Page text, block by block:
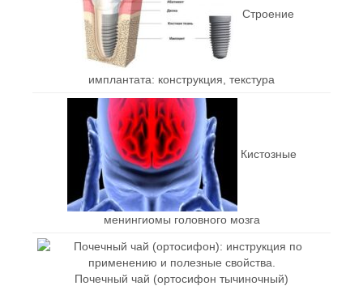
Строение
имплантата: конструкция, текстура
Кистозные
менингиомы головного мозга
Почечный чай (ортосифон тычиночный)